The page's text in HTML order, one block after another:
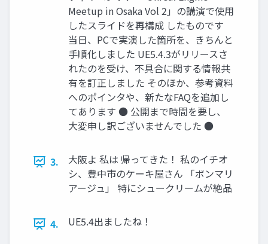
Meetup in Osaka Vol 2」の講演で使用
したスライドを再構成 したものです
当日、PCで実演した箇所を、きちんと
手順化しました UE5.4.3がリリースさ
れたのを受け、不具合に関する情報共
有を訂正しました そのほか、参考資料
へのポインタや、新たなFAQを追加し
てあります ● 公開まで時間を要し、
大変申し訳ございませんでした ●
3.
大阪よ 私は 帰ってきた！ 私のイチオ
シ、豊中市のケーキ屋さん 「ボンマリ
アージュ」 特にシュークリームが絶品
4. UE5.4出ましたね！